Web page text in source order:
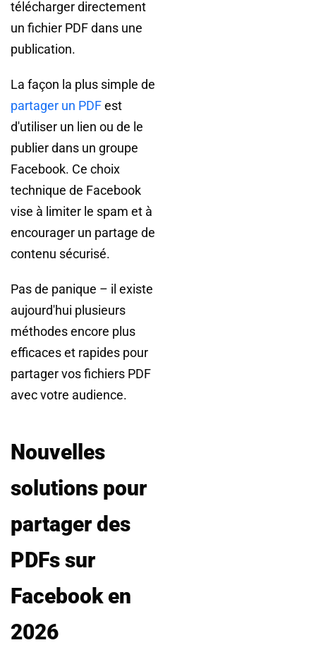
télécharger directement
un fichier PDF dans une
publication.
La façon la plus simple de
partager un PDFest
d'utiliser un lien ou de le
publier dans un groupe
Facebook. Ce choix
technique de Facebook
vise à limiter le spam et à
encourager un partage de
contenu sécurisé.
Pas de panique – il existe
aujourd'hui plusieurs
méthodes encore plus
efficaces et rapides pour
partager vos fichiers PDF
avec votre audience.
Nouvelles
solutions pour
partager des
PDFs sur
Facebook en
2026